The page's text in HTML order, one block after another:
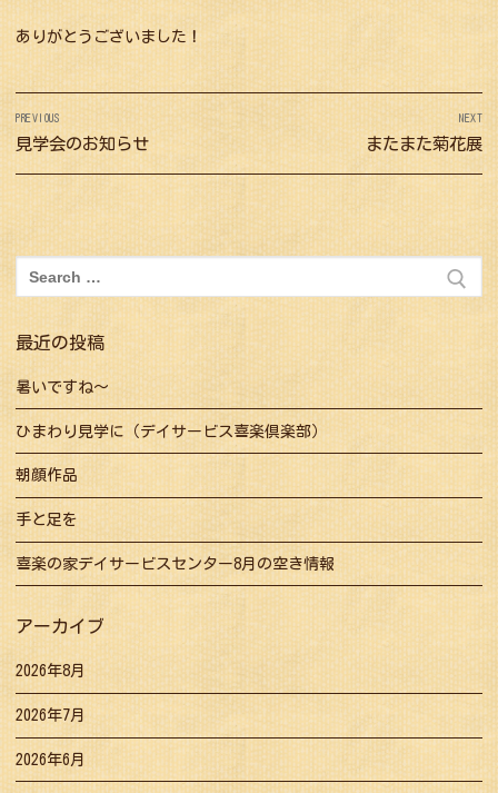
ありがとうございました！
投
稿
ナ
ビ
ゲ
ー
シ
ョ
ン
PREVIOUS
Previous
見学会のお知らせ
NEXT
Next
post:
またまた菊花展
索:
最近の投稿
暑いですね～
ひまわり見学に（デイサービス喜楽倶楽部）
朝顔作品
手と足を
喜楽の家デイサービスセンター8月の空き情報
アーカイブ
2026年8月
2026年7月
2026年6月